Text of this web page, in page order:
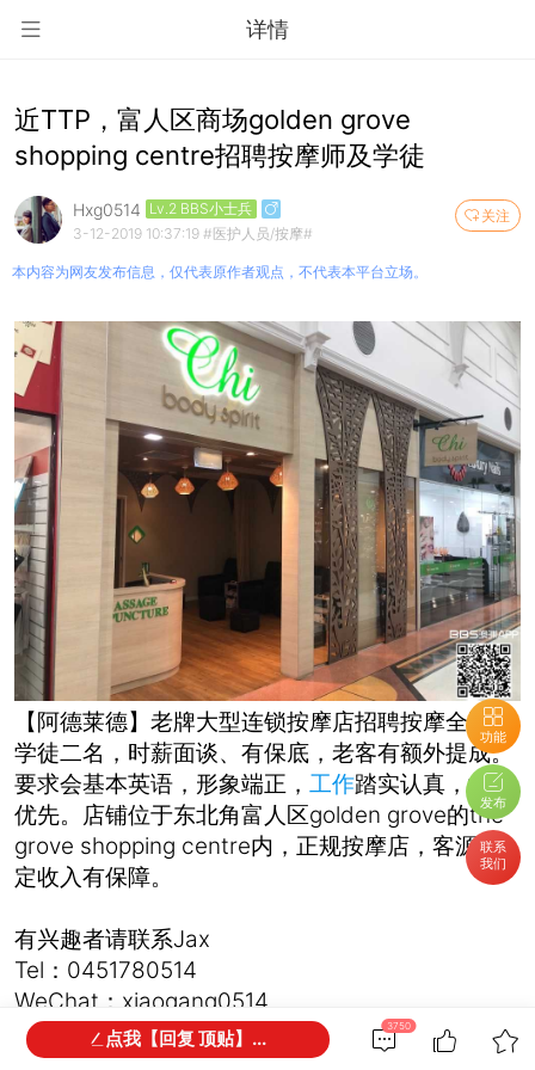
详情
功能
发布
联系
我们
近TTP，富人区商场golden grove
shopping centre招聘按摩师及学徒
关注
Hxg0514 Lv.2 BBS小士兵
3-12-2019 10:37:19 #医护人员/按摩#
本内容为网友发布信息，仅代表原作者观点，不代表本平台立场。
【阿德莱德】老牌大型连锁按摩店招聘按摩全手或
学徒二名，时薪面谈、有保底，老客有额外提成。
要求会基本英语，形象端正，工作踏实认真，女生
优先。店铺位于东北角富人区golden grove的the
grove shopping centre内，正规按摩店，客源稳
定收入有保障。
有兴趣者请联系Jax
Tel：0451780514
WeChat：xiaogang0514
3750
点我【回复 顶贴】...